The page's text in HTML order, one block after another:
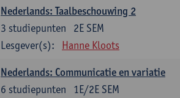
Nederlands: Taalbeschouwing 2
2E SEM
3 studiepunten
Lesgever(s):
Hanne Kloots
Nederlands: Communicatie en variatie
1E/2E SEM
6 studiepunten